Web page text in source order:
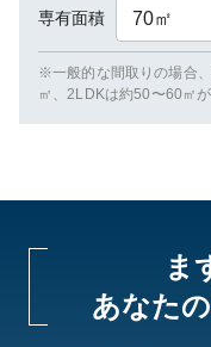
専有面積 70㎡
※一般的な間取りの場合
㎡、2LDKは約50〜60㎡が
ま
あなた